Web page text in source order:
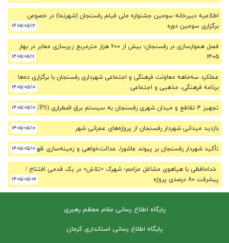
اطلاعیه دبیرخانه سومین جشنواره ملی فیلم رفسنجان (شهرنما) در خصوص
برگزاری سومین دوره
۱۴۰۵/۰۵/۱۲
فصل هموارسازی در رفسنجان؛ بیش از ۶۰۰ هزار مترمربع زیرسازی معابر در بهار
۱۴۰۵
۱۴۰۵/۰۵/۱۱
عملکرد سه‌ماهه معاونت فرهنگی و اجتماعی شهرداری رفسنجان با برگزاری ده‌ها
برنامه فرهنگی، مذهبی و اجتماعی
۱۴۰۵/۰۵/۱۰
تجهیز ۴ تقاطع و میدان شهری رفسنجان به سیستم برق اضطراری (UPS) ۱۴۰۵/۰۵/۱۰
بازدید میدانی شهردار رفسنجان از پروژه‌های عمرانی شهر ۱۴۰۵/۰۵/۱۰
تأکید شهردار رفسنجان بر پیوند عاشورا، عدالت‌خواهی و زمینه‌سازی ظهور۱۴۰۵/۰۵/۱۰
خداحافظی با هیاهوی مشاغل مزاحم؛ شهرک «تلاش» در یک قدمی افتتاح /
پیشرفت ۸۰ درصدی پروژه
۱۴۰۵/۰۵/۰۶
پایگاه اطلاع رسانی مقام معظم رهبری
پایگاه اطلاع رسانی استانداری کرمان